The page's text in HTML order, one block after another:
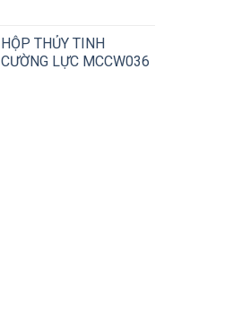
HỘP THỦY TINH
CƯỜNG LỰC MCCW036